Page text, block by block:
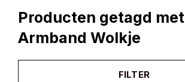
Producten getagd met
Armband Wolkje
FILTER